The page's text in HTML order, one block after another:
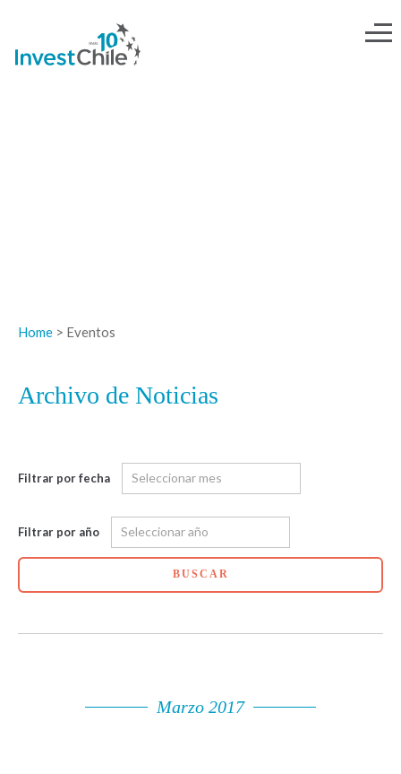
Home > Eventos
Archivo de Noticias
Filtrar por fecha
Filtrar por año
BUSCAR
Marzo 2017